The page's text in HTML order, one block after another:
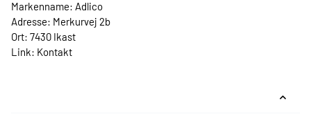
Markenname: Adlico
Adresse: Merkurvej 2b
Ort: 7430 Ikast
Link: Kontakt